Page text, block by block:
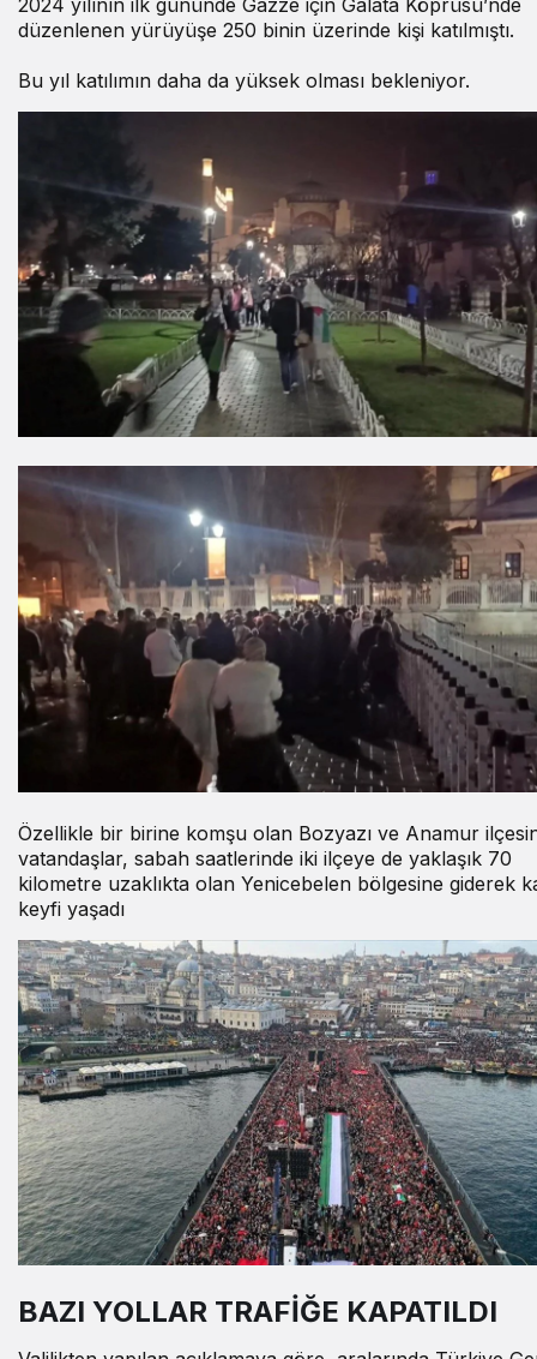
düzenlenen yürüyüşe 250 binin üzerinde kişi katılmıştı.
Bu yıl katılımın daha da yüksek olması bekleniyor.
Özellikle bir birine komşu olan Bozyazı ve Anamur
vatandaşlar, sabah saatlerinde iki ilçeye de yaklaşık 70
kilometre uzaklıkta olan Yenicebelen bölgesine giderek
keyfi yaşadı
BAZI YOLLAR TRAFİĞE KAPATILDI